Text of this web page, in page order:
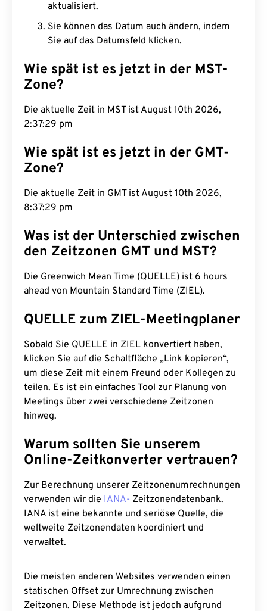
aktualisiert.
Sie können das Datum auch ändern, indem
Sie auf das Datumsfeld klicken.
Wie spät ist es jetzt in der MST-
Zone?
Die aktuelle Zeit in MST ist August 10th 2026,
2:37:29 pm
Wie spät ist es jetzt in der GMT-
Zone?
Die aktuelle Zeit in GMT ist August 10th 2026,
8:37:29 pm
Was ist der Unterschied zwischen
den Zeitzonen GMT und MST?
Die Greenwich Mean Time (QUELLE) ist 6 hours
ahead von Mountain Standard Time (ZIEL).
QUELLE zum ZIEL-Meetingplaner
Sobald Sie QUELLE in ZIEL konvertiert haben,
klicken Sie auf die Schaltfläche „Link kopieren“,
um diese Zeit mit einem Freund oder Kollegen zu
teilen. Es ist ein einfaches Tool zur Planung von
Meetings über zwei verschiedene Zeitzonen
hinweg.
Warum sollten Sie unserem
Online-Zeitkonverter vertrauen?
Zur Berechnung unserer Zeitzonenumrechnungen
verwenden wir die IANA- Zeitzonendatenbank.
IANA ist eine bekannte und seriöse Quelle, die
weltweite Zeitzonendaten koordiniert und
verwaltet.
Die meisten anderen Websites verwenden einen
statischen Offset zur Umrechnung zwischen
Zeitzonen. Diese Methode ist jedoch aufgrund